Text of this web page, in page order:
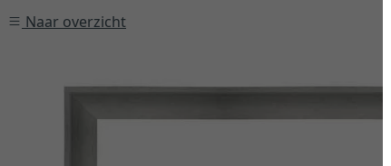
Naar overzicht